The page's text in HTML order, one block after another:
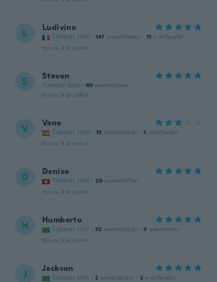
L Ludivine
Tilmeldt 2016 · 147 anmeldelser · 11 overførsler
for ca. 4 år siden
S Steven
Tilmeldt 2018 · 40 anmeldelser
for ca. 4 år siden
V Vane
Tilmeldt 2020 · 13 anmeldelser · 1 overførsler
for ca. 4 år siden
D Denise
Tilmeldt 2018 · 20 anmeldelser
for ca. 4 år siden
H Humberto
Tilmeldt 2017 · 32 anmeldelser · 3 overførsler
for ca. 5 år siden
J Jackson
Tilmeldt 2021 · 2 anmeldelser · 2 overførsler